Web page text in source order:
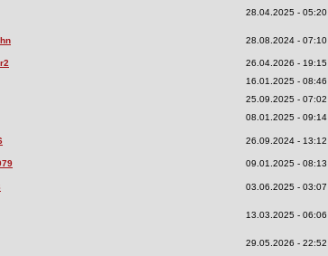
28.04.2025 - 05:20
28.08.2024 - 07:10
26.04.2026 - 19:15
16.01.2025 - 08:46
25.09.2025 - 07:02
08.01.2025 - 09:14
26.09.2024 - 13:12
09.01.2025 - 08:13
03.06.2025 - 03:07
13.03.2025 - 06:06
29.05.2026 - 22:52